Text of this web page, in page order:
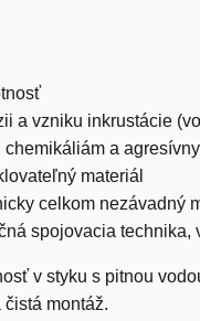
a vzniku inkrustácie
a
materiál
celkom nezávadný
spojovacia technika,
v styku s pitnou
montáž.